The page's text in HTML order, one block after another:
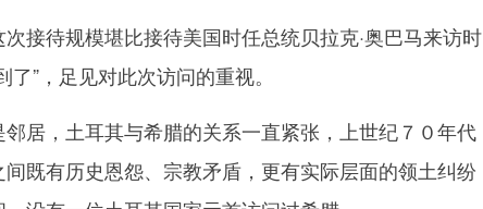
待规模堪比接待美国时任总统贝拉克·奥巴马来访时
”，足见对此次访问的重视。
，土耳其与希腊的关系一直紧张，上世纪７０年代
既有历史恩怨、宗教矛盾，更有实际层面的领土纠纷